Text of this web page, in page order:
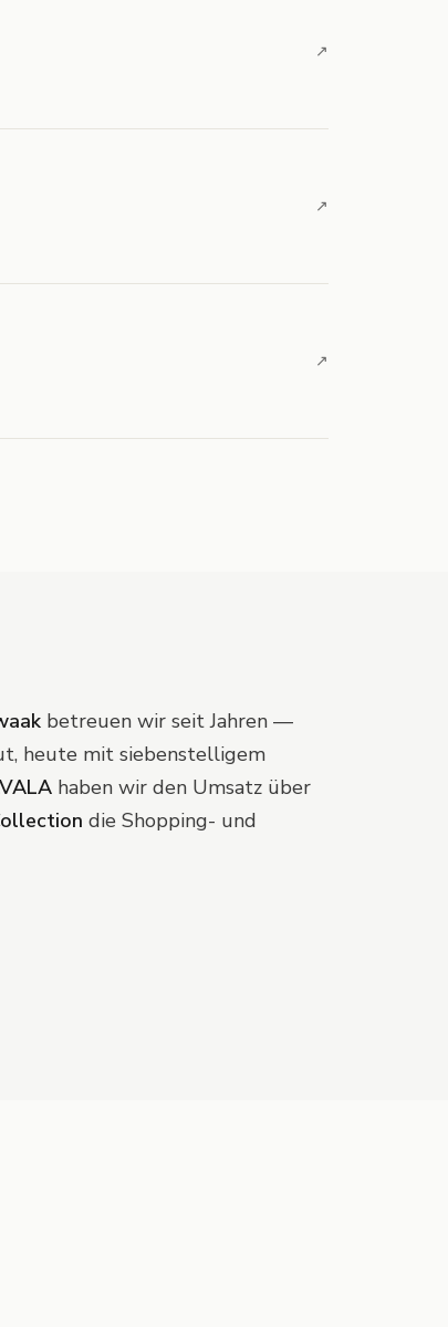
↗
↗
↗
betreuen wir seit Jahren —
heute mit siebenstelligem
haben wir den Umsatz über
die Shopping- und